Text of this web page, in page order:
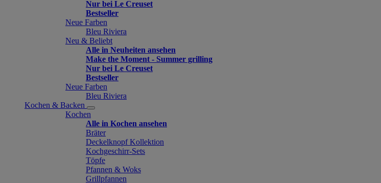
Nur bei Le Creuset
Bestseller
Neue Farben
Bleu Riviera
Neu & Beliebt
Alle in Neuheiten ansehen
Make the Moment - Summer grilling
Nur bei Le Creuset
Bestseller
Neue Farben
Bleu Riviera
Kochen & Backen
Kochen
Alle in Kochen ansehen
Bräter
Deckelknopf Kollektion
Kochgeschirr-Sets
Töpfe
Pfannen & Woks
Grillpfannen